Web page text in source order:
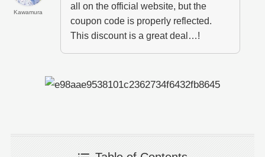
Kawamura
all on the official website, but the
coupon code is properly reflected.
This discount is a great deal…!